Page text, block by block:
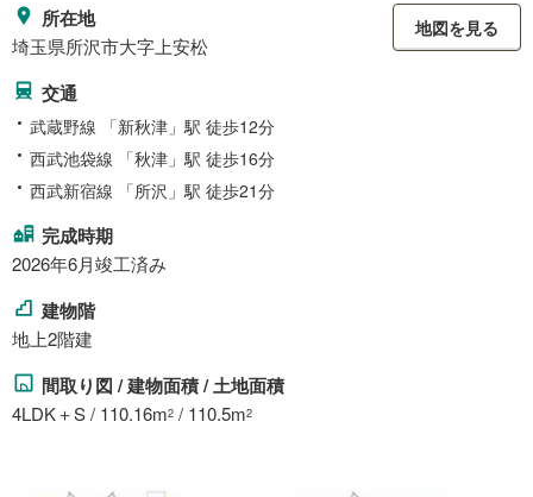
所在地
埼玉県所沢市大字上安松
地図を見る
交通
武蔵野線 「新秋津」駅 徒歩12分
西武池袋線 「秋津」駅 徒歩16分
西武新宿線 「所沢」駅 徒歩21分
完成時期
2026年6月竣工済み
建物階
地上2階建
間取り図 / 建物面積 / 土地面積
4LDK＋S / 110.16m2 / 110.5m2